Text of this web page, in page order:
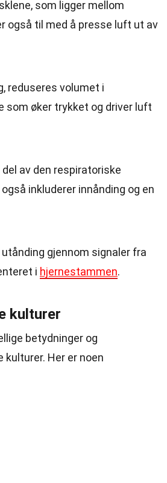
som ligger mellom
også til med å presse luft ut av
reduseres volumet i
som øker trykket og driver luft
del av den respiratoriske
inkluderer innånding og en
gjennom signaler fra
i hjernestammen.
kulturer
betydninger og
kulturer. Her er noen